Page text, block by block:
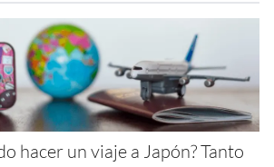
hacer un viaje a Japón? Tanto